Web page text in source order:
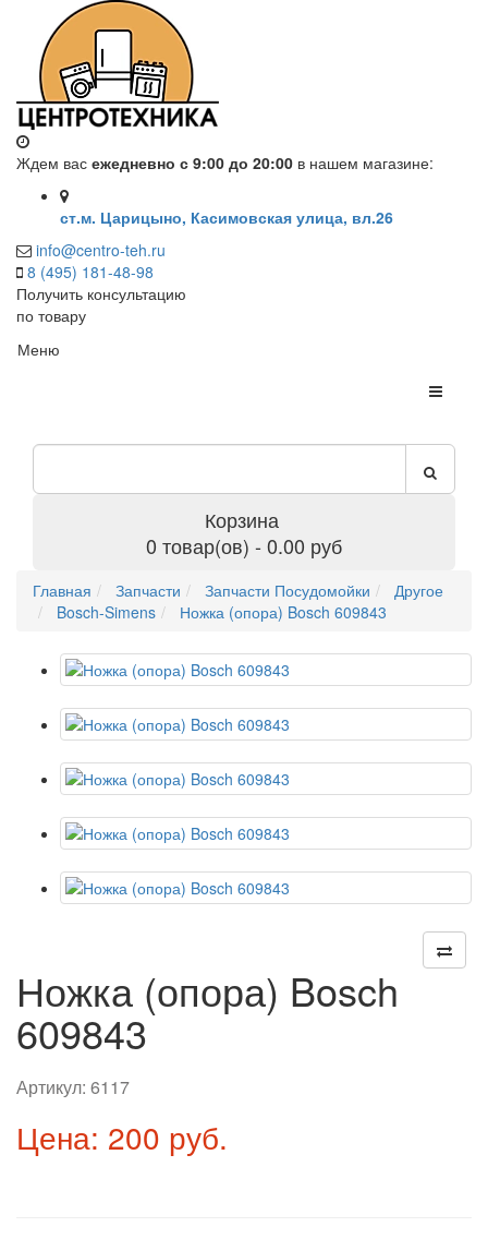
Ждем вас ежедневно с 9:00 до 20:00 в нашем магазине:
ст.м. Царицыно, Касимовская улица, вл.26
info@centro-teh.ru
8 (495) 181-48-98
Получить консультацию
по товару
Меню
Корзина
0 товар(ов) - 0.00 руб
Главная Запчасти Запчасти Посудомойки
Другое
Bosch-Simens
Ножка (опора) Bosch 609843
Ножка (опора) Bosch
609843
Артикул: 6117
Цена: 200 руб.